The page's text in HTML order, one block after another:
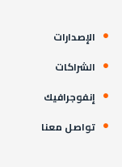
الإصدارات
الشراكات
إنفوجرافيك
تواصل معنا